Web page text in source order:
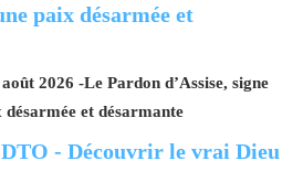
2026 -Le Pardon d’Assise, signe
désarmée et désarmante